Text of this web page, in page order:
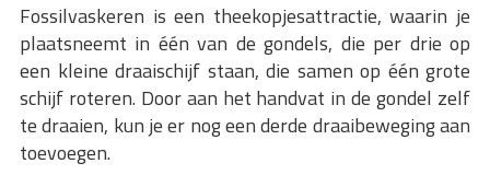
Fossilvaskeren is een theekopjesattractie, waarin je
plaatsneemt in één van de gondels, die per drie op
een kleine draaischijf staan, die samen op één grote
schijf roteren. Door aan het handvat in de gondel zelf
te draaien, kun je er nog een derde draaibeweging aan
toevoegen.